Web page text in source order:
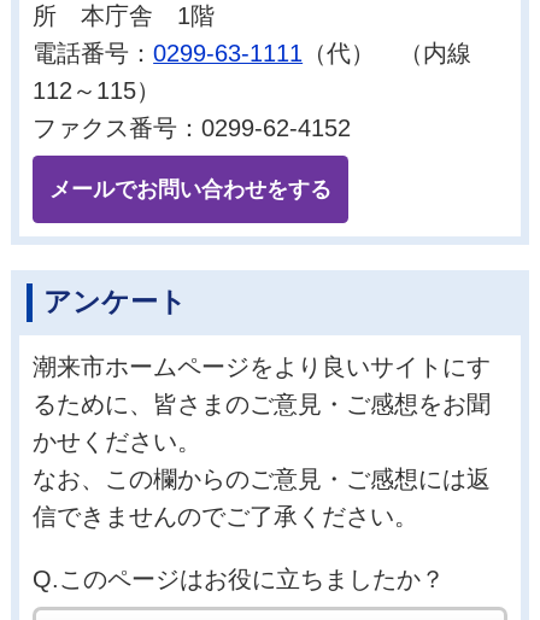
所 本庁舎 1階
電話番号：0299-63-1111 （代） （内線
112～115）
ファクス番号：0299-62-4152
メールでお問い合わせをする
アンケート
潮来市ホームページをより良いサイトにす
るために、皆さまのご意見・ご感想をお聞
かせください。
なお、この欄からのご意見・ご感想には返
信できませんのでご了承ください。
Q.このページはお役に立ちましたか？